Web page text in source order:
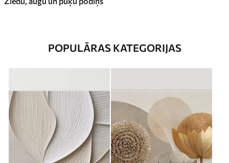
POPULĀRAS KATEGORIJAS